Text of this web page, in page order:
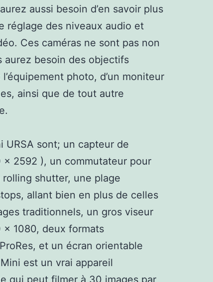
aussi besoin d’en savoir plus
réglage des niveaux audio et
Ces caméras ne sont pas non
aurez besoin des objectifs
photo, d’un moniteur
ainsi que de tout autre
URSA sont; un capteur de
2592 ), un commutateur pour
rolling shutter, une plage
allant bien en plus de celles
traditionnels, un gros viseur
x 1080, deux formats
et un écran orientable
est un vrai appareil
qui peut filmer à 30 images par